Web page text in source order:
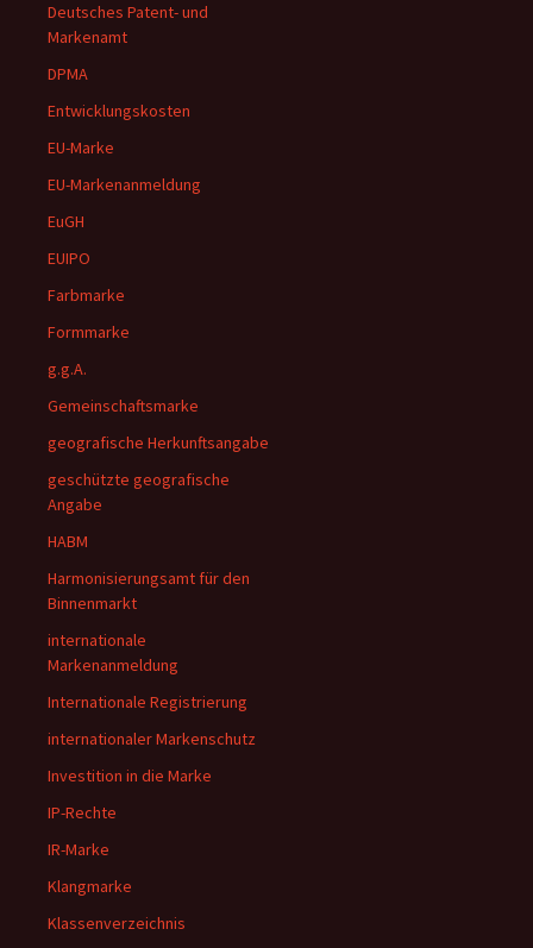
Deutsches Patent- und
Markenamt
DPMA
Entwicklungskosten
EU-Marke
EU-Markenanmeldung
EuGH
EUIPO
Farbmarke
Formmarke
g.g.A.
Gemeinschaftsmarke
geografische Herkunftsangabe
geschützte geografische
Angabe
HABM
Harmonisierungsamt für den
Binnenmarkt
internationale
Markenanmeldung
Internationale Registrierung
internationaler Markenschutz
Investition in die Marke
IP-Rechte
IR-Marke
Klangmarke
Klassenverzeichnis